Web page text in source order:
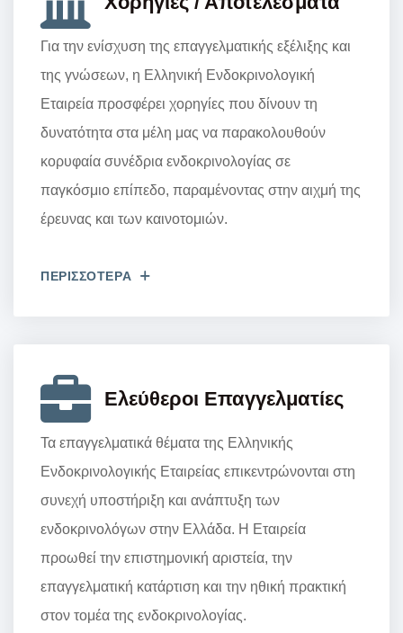
Για την ενίσχυση της επαγγελματικής εξέλιξης και
της γνώσεων, η Ελληνική Ενδοκρινολογική
Εταιρεία προσφέρει χορηγίες που δίνουν τη
δυνατότητα στα μέλη μας να παρακολουθούν
κορυφαία συνέδρια ενδοκρινολογίας σε
παγκόσμιο επίπεδο, παραμένοντας στην αιχμή της
έρευνας και των καινοτομιών.
ΠΕΡΙΣΣΟΤΕΡΑ
Ελεύθεροι Επαγγελματίες
Τα επαγγελματικά θέματα της Ελληνικής
Ενδοκρινολογικής Εταιρείας επικεντρώνονται στη
συνεχή υποστήριξη και ανάπτυξη των
ενδοκρινολόγων στην Ελλάδα. Η Εταιρεία
προωθεί την επιστημονική αριστεία, την
επαγγελματική κατάρτιση και την ηθική πρακτική
στον τομέα της ενδοκρινολογίας.